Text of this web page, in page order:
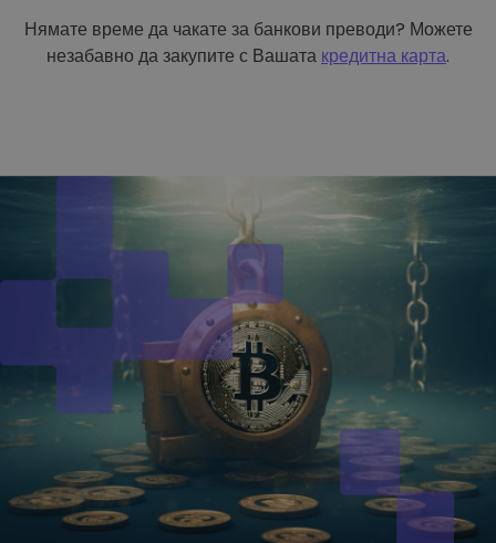
Нямате време да чакате за банкови преводи? Можете
незабавно да закупите с Вашата кредитна карта.